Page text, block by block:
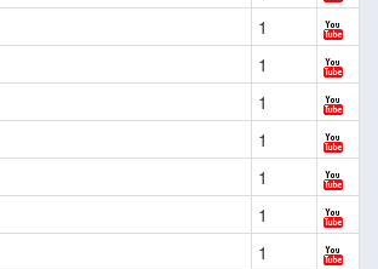
1
1
1
1
1
1
1